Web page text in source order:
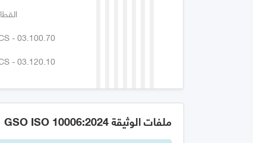
- 03.100.70
- 03.120.10
ملفات الوثيقة GSO ISO 10006:2024